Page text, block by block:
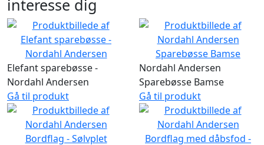
interesse dig
Elefant sparebøsse -
Nordahl Andersen
Gå til produkt
Nordahl Andersen
Sparebøsse Bamse
Gå til produkt